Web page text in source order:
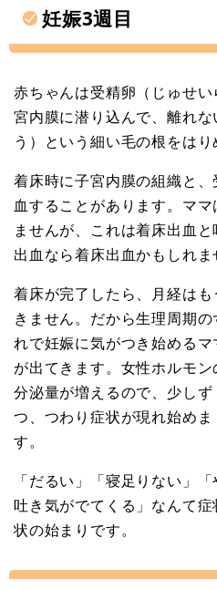
妊娠3週目
赤ちゃんは受精卵（じゅせ
宮内膜に潜り込んで、離れ
う）という細い毛の根をはり
着床時に子宮内膜の組織と
血することがあります。マ
ませんが、これは着床出血
出血なら着床出血かもしれま
着床が完了したら、月経はも
きません。だから生理周期の
れで妊娠に気がつき始めるマ
が出てきます。女性ホルモン
分泌量が増えるので、少しず
つ、つわり症状が現れ始めま
す。
「だるい」「寝足りない」
吐き気がでてくる」なんて
状の始まりです。